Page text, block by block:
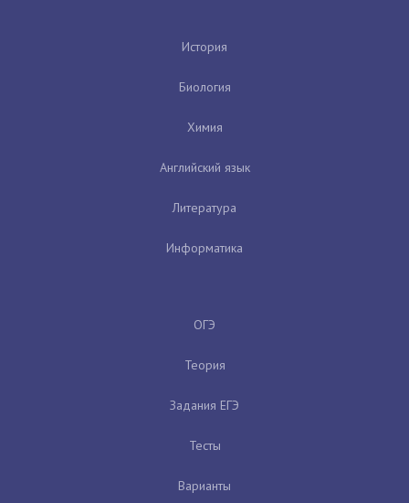
История
Биология
Химия
Английский язык
Литература
Информатика
ОГЭ
Теория
Задания ЕГЭ
Тесты
Варианты